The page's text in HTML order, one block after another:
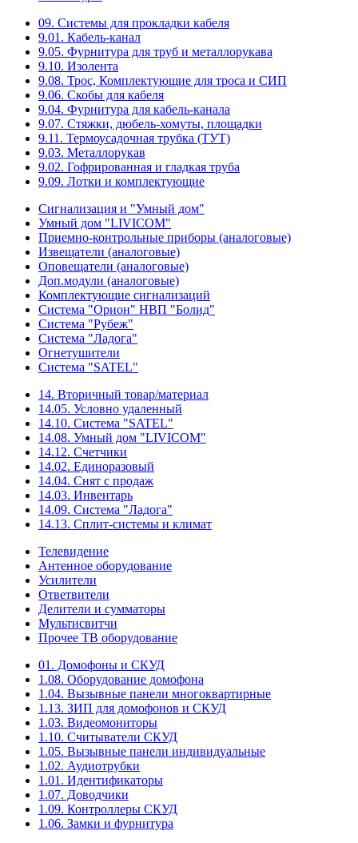
09. Системы для прокладки кабеля
9.01. Кабель-канал
9.05. Фурнитура для труб и металлорукава
9.10. Изолента
9.08. Трос, Комплектующие для троса и СИП
9.06. Скобы для кабеля
9.04. Фурнитура для кабель-канала
9.07. Стяжки, дюбель-хомуты, площадки
9.11. Термоусадочная трубка (ТУТ)
9.03. Металлорукав
9.02. Гофрированная и гладкая труба
9.09. Лотки и комплектующие
Сигнализация и "Умный дом"
Умный дом "LIVICOM"
Приемно-контрольные приборы (аналоговые)
Извещатели (аналоговые)
Оповещатели (аналоговые)
Доп.модули (аналоговые)
Комплектующие сигнализаций
Система "Орион" НВП "Болид"
Система "Рубеж"
Система "Ладога"
Огнетушители
Система "SATEL"
14. Вторичный товар/материал
14.05. Условно удаленный
14.10. Система "SATEL"
14.08. Умный дом "LIVICOM"
14.12. Счетчики
14.02. Единоразовый
14.04. Снят с продаж
14.03. Инвентарь
14.09. Система "Ладога"
14.13. Сплит-системы и климат
Телевидение
Антенное оборудование
Усилители
Ответвители
Делители и сумматоры
Мультисвитчи
Прочее ТВ оборудование
01. Домофоны и СКУД
1.08. Оборудование домофона
1.04. Вызывные панели многоквартирные
1.13. ЗИП для домофонов и СКУД
1.03. Видеомониторы
1.10. Считыватели СКУД
1.05. Вызывные панели индивидуальные
1.02. Аудиотрубки
1.01. Идентификаторы
1.07. Доводчики
1.09. Контроллеры СКУД
1.06. Замки и фурнитура